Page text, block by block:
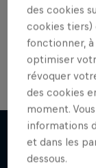
D! Club,
des cookies
cookies tiers)
fonctionner,
optimiser
révoquer
des cookies
moment.
informations
et dans les
dessous.